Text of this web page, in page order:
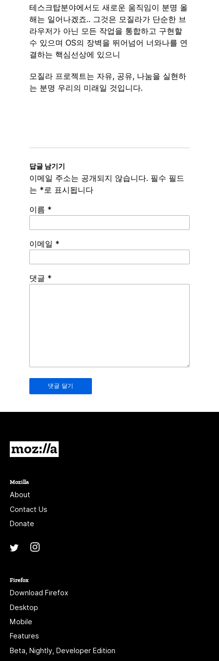
테스크탑분야에서도 새로운 움직임이 분명 올
해는 일어나겠죠.. 그것은 모질라가 단순한 브
라우저가 아닌 모든 작업을 통합하고 구현할
수 있으며 OS의 장벽을 뛰어넘어 너와나를 연
결하는 핵심선상에 있으니
모질라 프로젝트는 자유, 공유, 나눔을 실현하
는 분명 우리의 미래일 것입니다.
답글 남기기
이메일 주소는 공개되지 않습니다. 필수 필드
는 *로 표시됩니다
이름 *
이메일 *
Spamming
should
leave
댓글 *
Mozilla
About
Contact Us
Donate
Twitter
Firefox
Download Firefox
Desktop
Mobile
Features
Beta, Nightly, Developer Edition